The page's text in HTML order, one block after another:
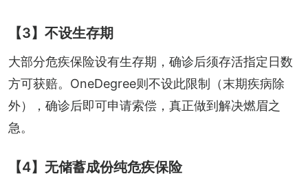
【3】不设生存期
大部分危疾保险设有生存期，确诊后须存活指定日数
方可获赔。OneDegree则不设此限制（末期疾病除
外），确诊后即可申请索偿，真正做到解决燃眉之
急。
【4】无储蓄成份纯危疾保险